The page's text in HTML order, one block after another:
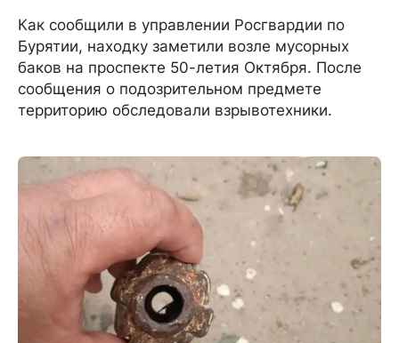
Как сообщили в управлении Росгвардии по
Бурятии, находку заметили возле мусорных
баков на проспекте 50-летия Октября. После
сообщения о подозрительном предмете
территорию обследовали взрывотехники.